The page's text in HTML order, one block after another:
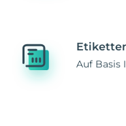
Auf Basis